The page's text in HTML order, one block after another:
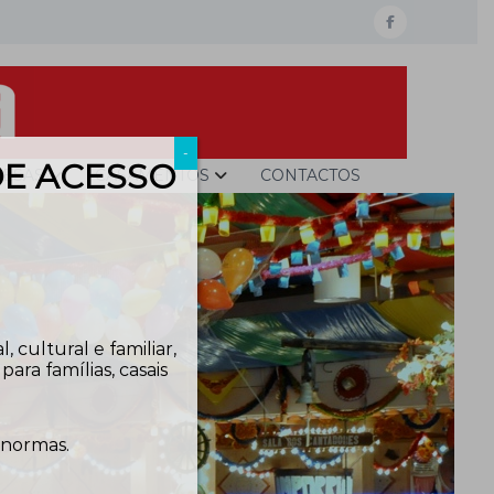
facebook
CASAMENTOS CONTACTOS
ACESSO
cultural e familiar,
famílias, casais
-